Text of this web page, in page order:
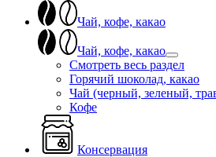
Чай, кофе, какао
Чай, кофе, какао
Смотреть весь раздел
Горячий шоколад, какао
Чай (черный, зеленый,
Кофе
Консервация